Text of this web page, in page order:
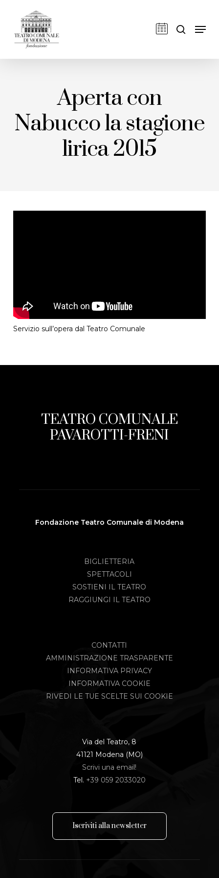
main
content
Aperta con
Nabucco la stagione
lirica 2015
Servizio sull’opera dal Teatro Comunale
TEATRO COMUNALE
PAVAROTTI-FRENI
Fondazione Teatro Comunale di Modena
BIGLIETTERIA
SPETTACOLI
SOSTIENI IL TEATRO
RAGGIUNGI IL TEATRO
CONTATTI
AMMINISTRAZIONE TRASPARENTE
INFORMATIVA PRIVACY
INFORMATIVA COOKIE
RIVEDI LE TUE SCELTE SUI COOKIE
Via del Teatro, 8
41121 Modena (MO)
Scrivi una email!
Tel. +39 059 2033020
Iscriviti allanewsletter